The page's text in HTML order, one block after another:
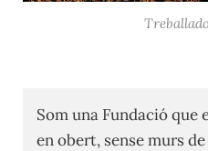
Som una Fundació
en obert, sense murs